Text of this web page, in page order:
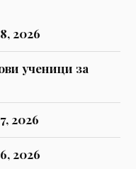
2026
ученици за
2026
2026